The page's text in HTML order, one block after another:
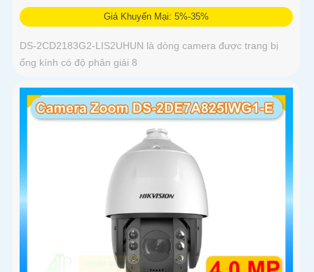
Giá Khuyến Mại: 5%-35%
DS-2CD2183G2-LIS2UHUN là dòng camera được trang bị
ống kính có độ phân giải 8